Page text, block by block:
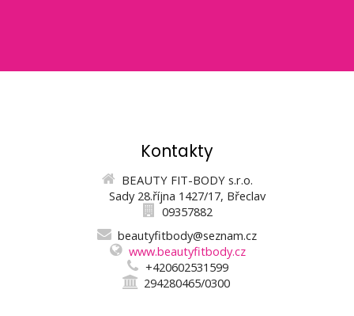
Kontakty
BEAUTY FIT-BODY s.r.o.
Sady 28.října 1427/17, Břeclav
09357882
beautyfitbody@seznam.cz
www.beautyfitbody.cz
+420602531599
294280465/0300